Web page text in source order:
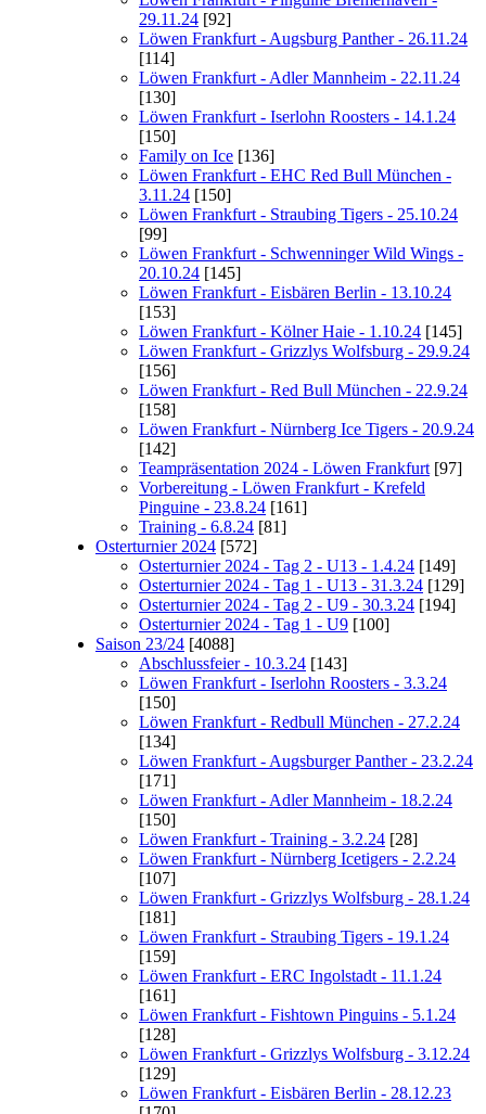
29.11.24 [92]
Löwen Frankfurt - Augsburg Panther - 26.11.24
[114]
Löwen Frankfurt - Adler Mannheim - 22.11.24
[130]
Löwen Frankfurt - Iserlohn Roosters - 14.1.24
[150]
Family on Ice [136]
Löwen Frankfurt - EHC Red Bull München -
3.11.24 [150]
Löwen Frankfurt - Straubing Tigers - 25.10.24
[99]
Löwen Frankfurt - Schwenninger Wild Wings -
20.10.24 [145]
Löwen Frankfurt - Eisbären Berlin - 13.10.24
[153]
Löwen Frankfurt - Kölner Haie - 1.10.24 [145]
Löwen Frankfurt - Grizzlys Wolfsburg - 29.9.24
[156]
Löwen Frankfurt - Red Bull München - 22.9.24
[158]
Löwen Frankfurt - Nürnberg Ice Tigers - 20.9.24
[142]
Teampräsentation 2024 - Löwen Frankfurt [97]
Vorbereitung - Löwen Frankfurt - Krefeld
Pinguine - 23.8.24 [161]
Training - 6.8.24 [81]
Osterturnier 2024 [572]
Osterturnier 2024 - Tag 2 - U13 - 1.4.24 [149]
Osterturnier 2024 - Tag 1 - U13 - 31.3.24 [129]
Osterturnier 2024 - Tag 2 - U9 - 30.3.24 [194]
Osterturnier 2024 - Tag 1 - U9 [100]
Saison 23/24 [4088]
Abschlussfeier - 10.3.24 [143]
Löwen Frankfurt - Iserlohn Roosters - 3.3.24
[150]
Löwen Frankfurt - Redbull München - 27.2.24
[134]
Löwen Frankfurt - Augsburger Panther - 23.2.24
[171]
Löwen Frankfurt - Adler Mannheim - 18.2.24
[150]
Löwen Frankfurt - Training - 3.2.24 [28]
Löwen Frankfurt - Nürnberg Icetigers - 2.2.24
[107]
Löwen Frankfurt - Grizzlys Wolfsburg - 28.1.24
[181]
Löwen Frankfurt - Straubing Tigers - 19.1.24
[159]
Löwen Frankfurt - ERC Ingolstadt - 11.1.24
[161]
Löwen Frankfurt - Fishtown Pinguins - 5.1.24
[128]
Löwen Frankfurt - Grizzlys Wolfsburg - 3.12.24
[129]
Löwen Frankfurt - Eisbären Berlin - 28.12.23